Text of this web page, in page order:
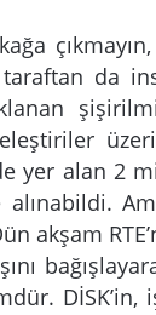
da
yer alan 2
alınabildi.
akşam
DİSK’in,